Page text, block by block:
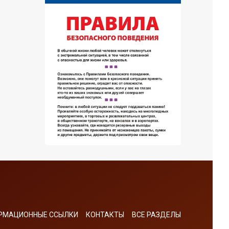
ССЫЛКИ КОНТАКТЫ ВСЕ РАЗДЕЛЫ